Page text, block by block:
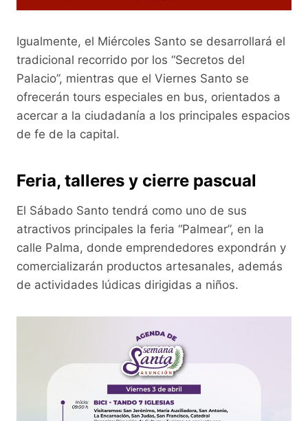
Igualmente, el Miércoles Santo se desarrollará el
tradicional recorrido por los “Secretos del
Palacio”, mientras que el Viernes Santo se
ofrecerán tours especiales en bus, orientados a
acercar a la ciudadanía a los principales espacios
de fe de la capital.
Feria, talleres y cierre pascual
El Sábado Santo tendrá como uno de sus
atractivos principales la feria “Palmear”, en la
calle Palma, donde emprendedores expondrán y
comercializarán productos artesanales, además
de actividades lúdicas dirigidas a niños.